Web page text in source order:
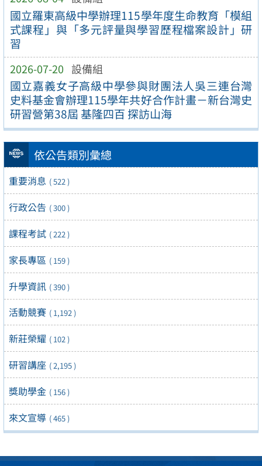
國立羅東高級中學辦理115學年度生命教育「模組
式課程」與「多元評量與學習歷程檔案設計」研
習
2026-07-20 設備組
國立嘉義女子高級中學參與財團法人吳三連台灣
史料基金會辦理115學年共好合作計畫－新台灣史
研習營第38屆 基隆四百 探訪山海
依公告類別彙總
重要消息 ( 522 )
行政公告 ( 300 )
課程考試 ( 222 )
家長專區 ( 159 )
升學資訊 ( 390 )
活動競賽 ( 1,192 )
新莊榮耀 ( 102 )
研習講座 ( 2,195 )
獎助學金 ( 156 )
來文宣導 ( 465 )